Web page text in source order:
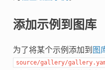
添加示例到图库
为了将某个示例添加到 图
source/gallery/